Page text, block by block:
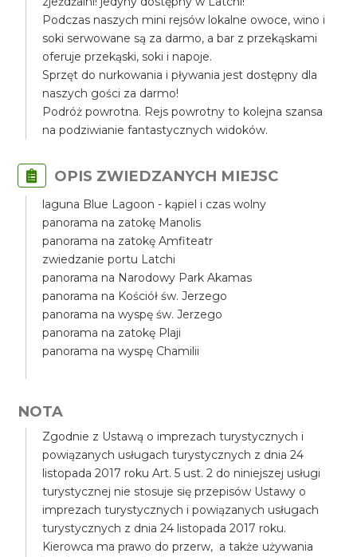
Podczas naszych mini rejsów lokalne owoce, wino i
soki serwowane są za darmo, a bar z przekąskami
oferuje przekąski, soki i napoje.
Sprzęt do nurkowania i pływania jest dostępny dla
naszych gości za darmo!
Podróż powrotna. Rejs powrotny to kolejna szansa
na podziwianie fantastycznych widoków.
OPIS ZWIEDZANYCH MIEJSC
laguna Blue Lagoon - kąpiel i czas wolny
panorama na zatokę Manolis
panorama na zatokę Amfiteatr
zwiedzanie portu Latchi
panorama na Narodowy Park Akamas
panorama na Kościół św. Jerzego
panorama na wyspę św. Jerzego
panorama na zatokę Plaji
panorama na wyspę Chamilii
NOTA
Zgodnie z Ustawą o imprezach turystycznych i
powiązanych usługach turystycznych z dnia 24
listopada 2017 roku Art. 5 ust. 2 do niniejszej usługi
turystycznej nie stosuje się przepisów Ustawy o
imprezach turystycznych i powiązanych usługach
turystycznych z dnia 24 listopada 2017 roku.
Kierowca ma prawo do przerw, a także używania